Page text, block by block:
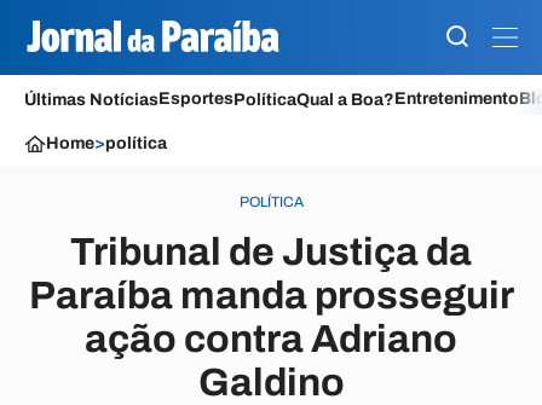
Últimas NotíciasEsportesPolíticaQual a Boa?Entretenimento
Home>política
POLÍTICA
Tribunal de Justiça da
Paraíba manda prosseguir
ação contra Adriano
Galdino